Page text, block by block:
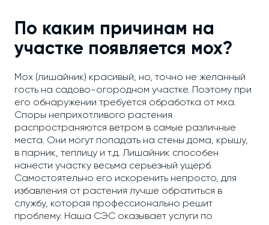
По каким причинам на
участке появляется мох?
Мох (лишайник) красивый, но, точно не желанный
гость на садово-огородном участке. Поэтому при
его обнаружении требуется обработка от мха.
Споры неприхотливого растения
распространяются ветром в самые различные
места. Они могут попадать на стены дома, крышу,
в парник, теплицу и т.д. Лишайник способен
нанести участку весьма серьезный ущерб.
Самостоятельно его искоренить непросто, для
избавления от растения лучше обратиться в
службу, которая профессионально решит
проблему. Наша СЭС оказывает услуги по